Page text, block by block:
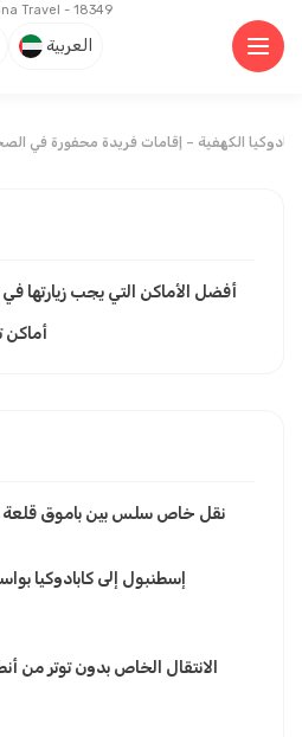
Travel - 18349
العربية
الكهفية – إقامات فريدة محفورة في
أفضل الأماكن التي يجب زيارتها
أماكن
نقل خاص سلس بين باموق قلعة
إسطنبول إلى كابادوكيا
الانتقال الخاص بدون توتر من